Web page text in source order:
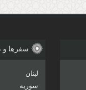
سفرها و
لبنان
سوریه